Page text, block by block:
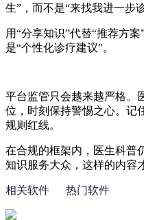
生” ，而不是“来找我进一步
用“分享知识”代替“推荐方案
是“个性化诊疗建议”。
平台监管只会越来越严格。
位，时刻保持警惕之心。记
规则红线。
在合规的框架内，医生科普
知识服务大众，这样的内容
相关软件 热门软件